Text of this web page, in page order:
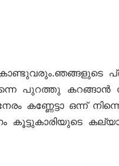
കറങ്ങാൻ
കണ്ണേട്ടാ ഒന്ന്
കൂട്ടുകാരിയുടെ